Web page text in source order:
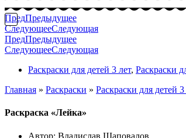
ПредПредыдущее
СледующееСледующая
ПредПредыдущее
СледующееСледующая
Раскраски для детей 3 лет, Раскраски
Главная » Раскраски » Раскраски для детей 3
Раскраска «Лейка»
Автор: Владислав Шаповалов